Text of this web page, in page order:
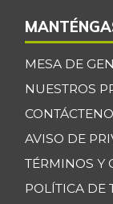
MESA DE
NUESTROS
AVISO DE
TÉRMINOS Y
POLÍTICA DE